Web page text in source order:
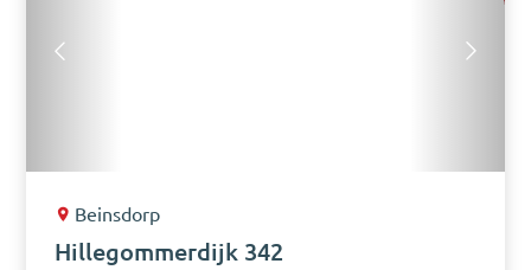
Beinsdorp
Hillegommerdijk 342